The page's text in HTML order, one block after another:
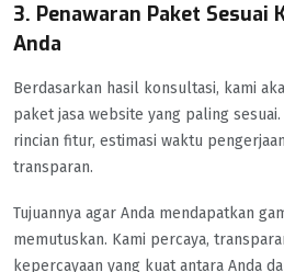
3. Penawaran Paket Sesuai
Anda
Berdasarkan hasil konsultasi, kami
paket jasa website yang paling
rincian fitur, estimasi waktu
transparan.
Tujuannya agar Anda mendapatkan
memutuskan. Kami percaya,
kepercayaan yang kuat antara Anda